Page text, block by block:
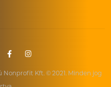
Kft. © 2021. Minden jog